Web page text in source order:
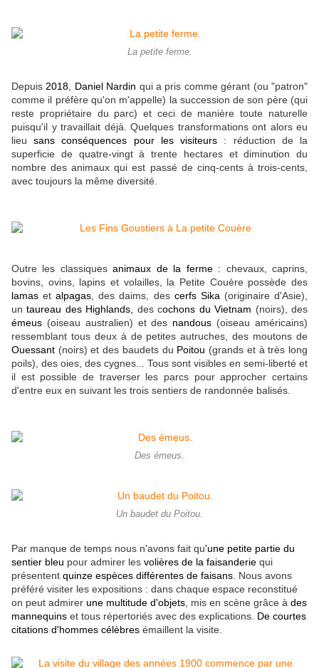
La petite ferme.
Depuis 2018 Daniel Nardin qui a pris comme gérant (ou "patron"
comme il préfère qu'on m'appelle) la succession de son père (qui
reste propriétaire du parc) et ceci de manière toute naturelle
puisqu'il y travaillait déjà. Quelques transformations ont alors eu
lieusans conséquences pour les visiteurs : réduction de la
superficie de quatre-vingt à trente hectares et diminution du
nombre des animaux qui est passé de cinq-cents à trois-cents,
avec toujours la même diversité.
Outre les classiquesanimaux de la ferme: chevaux, caprins,
bovins, ovins, lapins et volailles, la Petite Couère possède des
lamas etalpagas , des daims, des cerfs Sika (originaire d'Asie),
untaureau des Highlands, des cochons du Vietnam (noirs), des
émeus (oiseau australien) et des nandous (oiseau américains)
ressemblant tous deux à de petites autruches, des moutons de
Ouessant (noirs) et des baudets du Poitou (grands et à très long
poils), des oies, des cygnes... Tous sont visibles en semi-liberté et
il est possible de traverser les parcs pour approcher certains
d'entre eux en suivant les trois sentiers de randonnée balisés.
Des émeus.
Un baudet du Poitou.
Par manque de temps nous n'avons fait qu'une petite partie du
sentier bleu pour admirer les volières de la faisanderie qui
présentent quinze espèces différentes de faisans . Nous avons
préféré visiter les expositions : dans chaque espace reconstitué
on peut admirer une multitude d'objets , mis en scène grâce à des
mannequins et tous répertoriés avec des explications. De courtes
citations d'hommes célèbres émaillent la visite.